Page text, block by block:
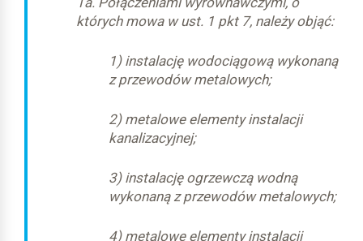
których mowa w ust. 1 pkt 7, należy objąć:
1) instalację wodociągową wykonaną
z przewodów metalowych;
2) metalowe elementy instalacji
kanalizacyjnej;
3) instalację ogrzewczą wodną
wykonaną z przewodów metalowych;
4) metalowe elementy instalacji